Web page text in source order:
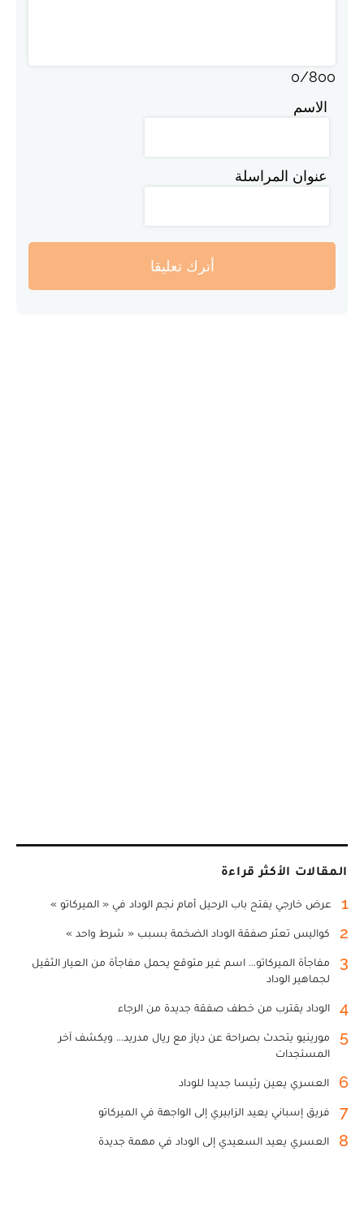
0/800
الاسم
عنوان المراسلة
أترك تعليقا
المقالات الأكثر قراءة
1 عرض خارجي يفتح باب الرحيل أمام نجم الوداد في « الميركاتو »
2 كواليس تعثر صفقة الوداد الضخمة بسبب « شرط واحد »
3
مفاجأة الميركاتو... اسم غير متوقع يحمل مفاجأة من العيار الثقيل
لجماهير الوداد
4 الوداد يقترب من خطف صفقة جديدة من الرجاء
5
مورينيو يتحدث بصراحة عن دياز مع ريال مدريد... ويكشف آخر
المستجدات
6 العسري يعين رئيسا جديدا للوداد
7 فريق إسباني يعيد الزابيري إلى الواجهة في الميركاتو
8 العسري يعيد السعيدي إلى الوداد في مهمة جديدة